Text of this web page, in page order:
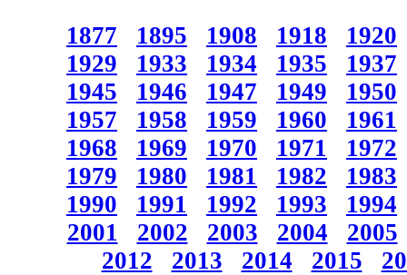
1877 1895 1908 1918
1920
1929
1933 1934 1935
1937
1945
1946 1947 1949
1950
1957
1958 1959 1960
1961
1968
1969 1970 1971
1972
1979
1980 1981 1982
1983
1990
1991 1992 1993
1994
2001
2002 2003 2004
2005
2012
2013 2014 2015